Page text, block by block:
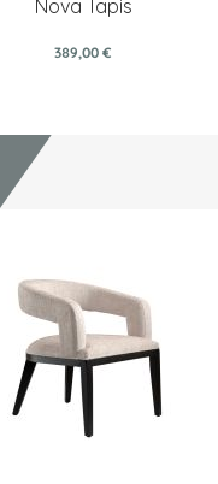
Nova Tapis
389,00 €